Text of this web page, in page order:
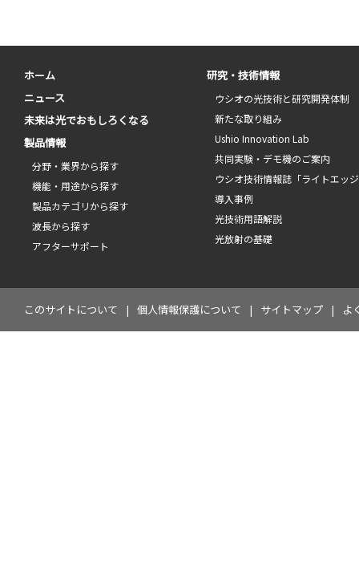
ホーム
ニュース
未来は光でおもしろくなる
製品情報
分野・業界から探す
機能・用途から探す
製品カテゴリから探す
波長から探す
アフターサポート
研究・技術情報
ウシオの光技術と研究開発体制
新たな取り組み
Ushio Innovation Lab
共同実験・デモ機のご案内
ウシオ技術情報誌「ライトエッ
導入事例
光技術用語解説
光放射の基礎
このサイトについて 個人情報保護について サイトマップ よ